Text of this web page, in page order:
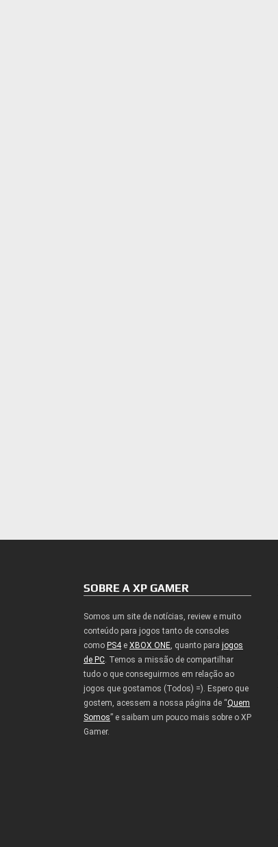
SOBRE A XP GAMER
Somos um site de notícias, review e muito
conteúdo para jogos tanto de consoles
como PS4e XBOX ONE, quanto para jogos
de PC. Temos a missão de compartilhar
tudo o que conseguirmos em relação ao
jogos que gostamos (Todos) =). Espero que
gostem, acessem a nossa página de “Quem
Somos” e saibam um pouco mais sobre o XP
Gamer.